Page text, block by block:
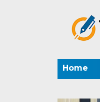
Home